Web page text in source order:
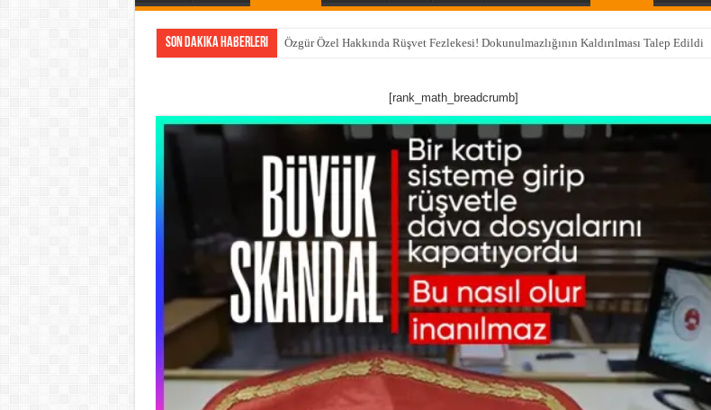
Son Dakika Haberleri Özgür Özel Hakkında Rüşvet Fezlekesi! Dokunulmazlığının Kaldırılması Talep Edildi
[rank_math_breadcrumb]